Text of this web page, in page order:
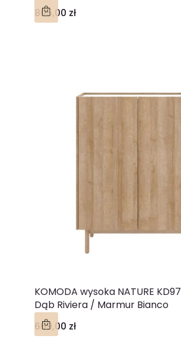
Cena
805,00 zł
KOMODA wysoka NATURE KD97
Dąb Riviera / Marmur Bianco
Cena
669,00 zł